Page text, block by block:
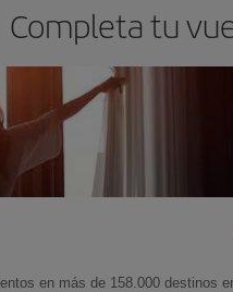
Completa tu
en más de 158.000 destinos